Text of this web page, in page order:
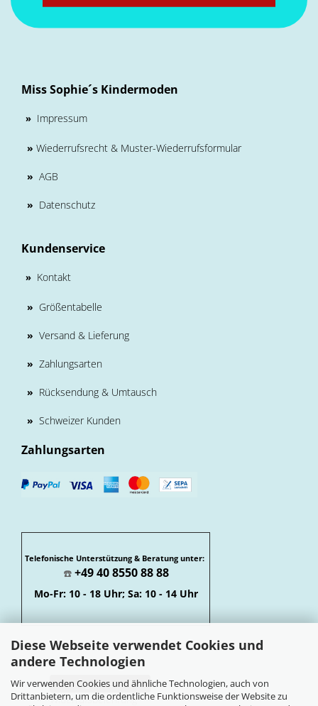
Diese Webseite verwendet Cookies und
andere Technologien
Wir verwenden Cookies und ähnliche Technologien, auch von
Drittanbietern, um die ordentliche Funktionsweise der Website zu
Miss Sophie´s Kindermoden
» Impressum
» Wiederrufsrecht & Muster-Wiederrufsformular
» AGB
» Datenschutz
Kundenservice
» Kontakt
» Größentabelle
» Versand & Lieferung
» Zahlungsarten
» Rücksendung & Umtausch
» Schweizer Kunden
Zahlungsarten
Telefonische Unterstützung & Beratung unter:
☎️ +49 40 8550 88 88
Mo-Fr: 10 - 18 Uhr; Sa: 10 - 14 Uhr
Vertrag widerrufen
Widerrufsbelehrung